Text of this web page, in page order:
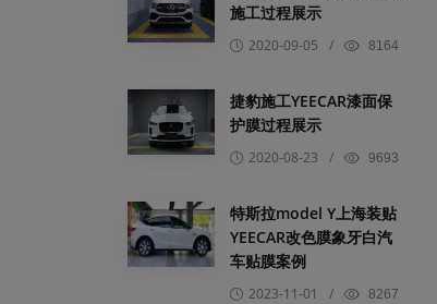
施工过程展示
2020-09-05 / 8164
捷豹施工YEECAR漆面保
护膜过程展示
2020-08-23 / 9693
特斯拉model Y上海装贴
YEECAR改色膜象牙白汽
车贴膜案例
2023-11-01 / 8267